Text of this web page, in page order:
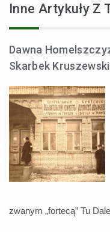
Inne Artykuły Z
Dawna
Skarbek
zwanym „fortecą” Tu